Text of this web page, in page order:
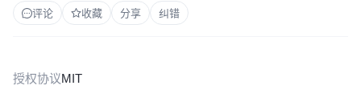
评论 收藏 分享 纠错
授权协议MIT